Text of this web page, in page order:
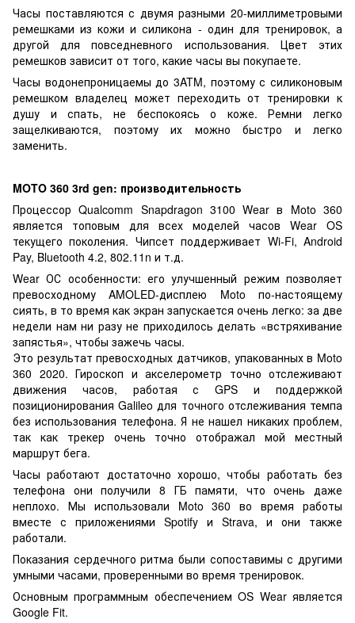
Часы поставляются с двумя разными 20-миллиметровыми
ремешками из кожи и силикона - один для тренировок, а
другой для повседневного использования. Цвет этих
ремешков зависит от того, какие часы вы покупаете.
Часы водонепроницаемы до 3ATM, поэтому с силиконовым
ремешком владелец может переходить от тренировки к
душу и спать, не беспокоясь о коже. Ремни легко
защелкиваются, поэтому их можно быстро и легко
заменить.
MOTO 360 3rd gen: производительность
Процессор Qualcomm Snapdragon 3100 Wear в Moto 360
является топовым для всех моделей часов Wear OS
текущего поколения. Чипсет поддерживает Wi-Fi, Android
Pay, Bluetooth 4.2, 802.11n и т.д.
Wear ОС особенности: его улучшенный режим позволяет
превосходному AMOLED-дисплею Moto по-настоящему
сиять, в то время как экран запускается очень легко: за две
недели нам ни разу не приходилось делать «встряхивание
запястья», чтобы зажечь часы.
Это результат превосходных датчиков, упакованных в Moto
360 2020. Гироскоп и акселерометр точно отслеживают
движения часов, работая с GPS и поддержкой
позиционирования Galileo для точного отслеживания темпа
без использования телефона. Я не нашел никаких проблем,
так как трекер очень точно отображал мой местный
маршрут бега.
Часы работают достаточно хорошо, чтобы работать без
телефона они получили 8 ГБ памяти, что очень даже
неплохо. Мы использовали Moto 360 во время работы
вместе с приложениями Spotify и Strava, и они также
работали.
Показания сердечного ритма были сопоставимы с другими
умными часами, проверенными во время тренировок.
Основным программным обеспечением OS Wear является
Google Fit.